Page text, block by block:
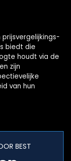
biedt die
houdt via de
zijn
van hun
BEST